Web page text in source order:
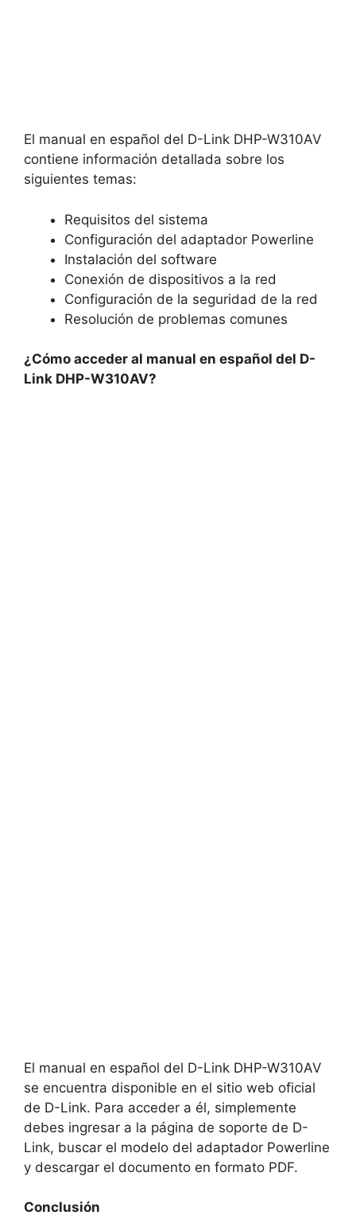
El manual en español del D-Link DHP-W310AV
contiene información detallada sobre los
siguientes temas:
Requisitos del sistema
Configuración del adaptador Powerline
Instalación del software
Conexión de dispositivos a la red
Configuración de la seguridad de la red
Resolución de problemas comunes
¿Cómo acceder al manual en español del D-
Link DHP-W310AV?
El manual en español del D-Link DHP-W310AV
se encuentra disponible en el sitio web oficial
de D-Link. Para acceder a él, simplemente
debes ingresar a la página de soporte de D-
Link, buscar el modelo del adaptador Powerline
y descargar el documento en formato PDF.
Conclusión